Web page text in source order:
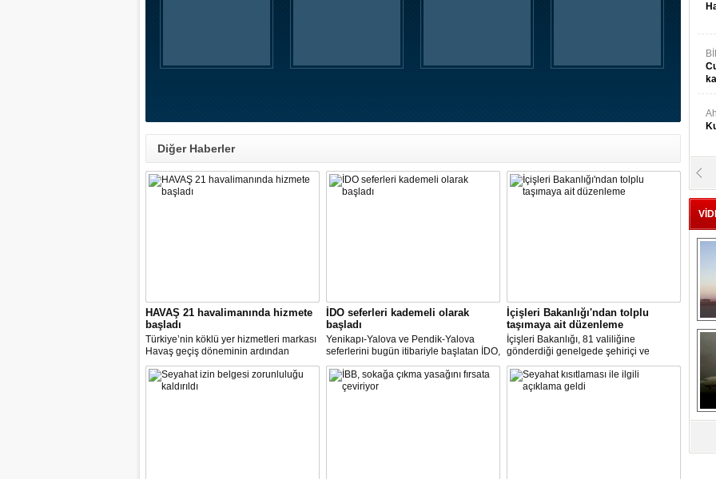
Diğer Haberler
HAVAŞ 21 havalimanında hizmete
başladı
Türkiye’nin köklü yer hizmetleri markası
Havaş geçiş döneminin ardından
koronavirüse karşı tüm önlemleri alarak
tarifeli yolcu seferlerine hizmet vermeye
başladı.
İDO seferleri kademeli olarak
başladı
Yenikapı-Yalova ve Pendik-Yalova
seferlerini bugün itibariyle başlatan İDO,
2 haziran itibariyle de bünyesinde
seferlerini kademeli olarak başlatacak.
İçişleri Bakanlığı'ndan tolplu
taşımaya ait düzenleme
İçişleri Bakanlığı, 81 valiliğine
gönderdiği genelgede şehiriçi ve
şehirlerarası yolcu taşımacılığında
yüzde 50 kapasite kullanma
zorunluluğunu kaldırdı.